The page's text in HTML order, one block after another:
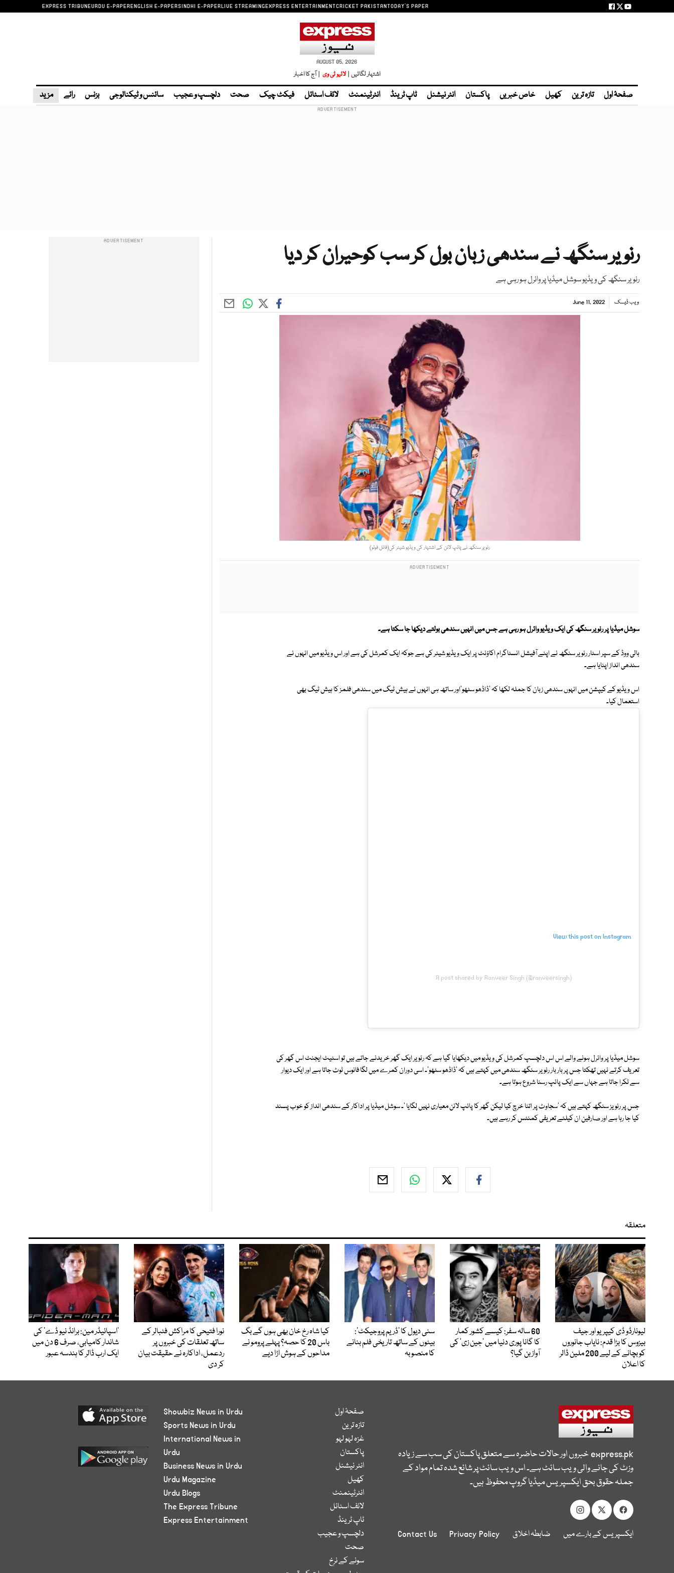
EXPRESS TRIBUNEURDU E-PAPERENGLISH E-PAPERSINDHI E-PAPERLIVE STREAMINGEXPRESS ENTERTAINMENTCRICKET PAKISTANTODAY'S PAPER
AUGUST 05, 2026
اشتہار لگائیں | لائیو ٹی وی | آج کا اخبار
صفحۂ اول تازہ ترین کھیل خاص خبریں پاکستان انٹر نیشنل ٹاپ ٹرینڈ انٹرٹینمنٹ لائف اسٹائل فیکٹ چیک صحت دلچسپ و عجیب سائنس و ٹیکنالوجی بزنس رائے مزید
رنویر سنگھ نے سندھی زبان بول کر سب کوحیران کر دیا
رنویر سنگھ کی ویڈیو سوشل میڈیا پر وائرل ہو رہی ہے
ویب ڈیسک June 11, 2022
رنویر سنگھ نے پائپ لائن کے اشتہار کی ویڈیو شیئر کی(فائل فوٹو)
سوشل میڈیا پر رنویر سنگھ کی ایک ویڈیو وائرل ہو رہی ہے جس میں انہیں سندھی بولتے دیکھا جا سکتا ہے۔
بالی ووڈ کے سپر اسٹار رنویر سنگھ نے اپنے آفیشل انسٹاگرام اکاؤنٹ پر ایک ویڈیو شیئر کی ہے جوکہ ایک کمرشل کی ہے اور اس ویڈیو میں انہوں نے
سندھی انداز اپنایا ہے۔
اس ویڈیو کے کیپشن میں انہوں سندھی زبان کا جملہ لکھا کہ 'ڈاڈھو سٹھو'اور ساتھ ہی انہوں نے ہیش ٹیگ میں سندھی فلمز کا ہیش ٹیگ بھی
استعمال کیا۔
View this post on Instagram
A post shared by Ranveer Singh (@ranveersingh)
سوشل میڈیا پر وائرل ہونے والے اس اس دلچسپ کمرشل کی ویڈیو میں دیکھایا گیا ہے کہ رنویر ایک گھر خریدنے جاتے ہیں تو اسٹیٹ ایجنٹ اس گھر کی
تعریف کرتے نہیں تھکتا جس پر بار بار رنویر سنگھ سندھی میں کہتے ہیں کہ 'ڈاڈھو سٹھو'۔ اسی دوران کمرے میں لگا فانوس ٹوٹ جاتا ہے اور ایک دیوار
سے ٹکرا جاتا ہے جہاں سے ایک پائپ رسنا شروع ہوتا ہے۔
جس پر رنویز سنگھ کہتے ہیں کہ 'سجاوٹ پر اتنا خرچ کیا لیکن گھر کا پائپ لائن معیاری نہیں لگایا '۔ سوشل میڈیا پر اداکار کے سندھی انداز کو خوب پسند
کیا جا رہا ہے اور صارفین ان کیلئے تعریفی کمنٹس کر رہے ہیں۔
متعلقہ
لیونارڈو ڈی کیپریو اور جیف
بیزوس کا بڑا قدم: نایاب جانوروں
کو بچانے کے لیے 200 ملین ڈالر
کا اعلان
60 سالہ سفر: کیسے کشور کمار
کا گانا پوری دنیا میں ’جین زی‘ کی
آواز بن گیا؟
سنی دیول کا ’ڈریم پروجیکٹ‘:
بیٹوں کے ساتھ تاریخی فلم بنانے
کا منصوبہ
کیا شاہ رخ خان بھی ہوں گے بگ
باس 20 کا حصہ؟ پہلے پرومو نے
مداحوں کے ہوش اڑا دیے
نورا فتیحی کا مراکش فٹبالر کے
ساتھ تعلقات کی خبروں پر
ردعمل، اداکارہ نے حقیقت بیان
کر دی
’اسپائیڈر مین: برانڈ نیو ڈے‘ کی
شاندار کامیابی، صرف 6 دن میں
ایک ارب ڈالر کا ہندسہ عبور
express.pkخبروں اور حالات حاضرہ سے متعلق پاکستان کی سب سے زیادہ
وزٹ کی جانے والی ویب سائٹ ہے۔ اس ویب سائٹ پر شائع شدہ تمام مواد کے
جملہ حقوق بحق ایکسپریس میڈیا گروپ محفوظ ہیں۔
ایکسپریس کے بارے میں ضابطہ اخلاق Privacy Policy
Contact Us
صفحۂ اول
تازہ ترین
غزہ لہو لہو
پاکستان
انٹر نیشنل
کھیل
انٹرٹینمنٹ
لائف اسٹائل
ٹاپ ٹرینڈ
دلچسپ و عجیب
صحت
سونے کے نرخ
Showbiz News in Urdu
Sports News in Urdu
International News in
Urdu
Business News in Urdu
Urdu Magazine
Urdu Blogs
The Express Tribune
Express Entertainment